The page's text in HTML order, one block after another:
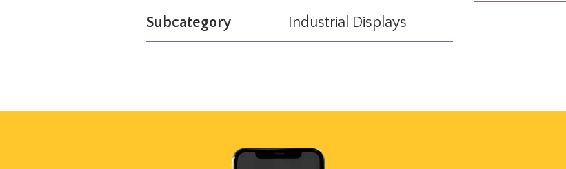
Subcategory Industrial Displays